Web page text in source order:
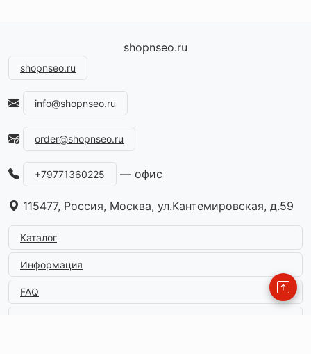
shopnseo.ru
shopnseo.ru
info@shopnseo.ru
order@shopnseo.ru
+79771360225 — офис
115477, Россия, Москва, ул.Кантемировская, д.59
Каталог
Информация
FAQ